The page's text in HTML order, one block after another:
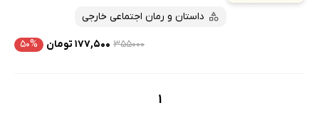
داستان و رمان اجتماعی خارجی
۳۵۵۰۰۰ ۱۷۷,۵۰۰ تومان ۵۰%
1